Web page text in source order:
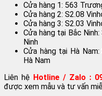
Cửa hàng 1: 563
Cửa hàng 2: S2.08
Cửa hàng 3: S2.03
Cửa hàng tại Bắc
Ninh
Cửa hàng tại Hà
Hà Nam
Liên hệ Hotline / Zalo :
được xem mẫu và tư vấn